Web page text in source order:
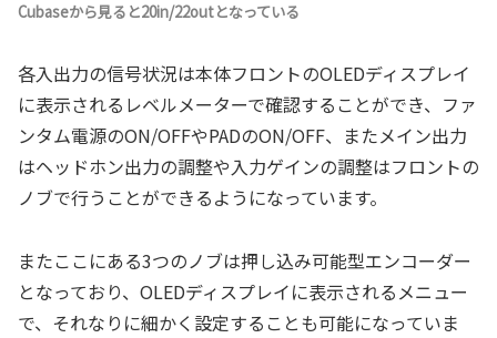
Cubaseから見ると20in/22outとなっている
各入出力の信号状況は本体フロントのOLEDディスプレイ
に表示されるレベルメーターで確認することができ、ファ
ンタム電源のON/OFFやPADのON/OFF、またメイン出力
はヘッドホン出力の調整や入力ゲインの調整はフロントの
ノブで行うことができるようになっています。
またここにある3つのノブは押し込み可能型エンコーダー
となっており、OLEDディスプレイに表示されるメニュー
で、それなりに細かく設定することも可能になっていま